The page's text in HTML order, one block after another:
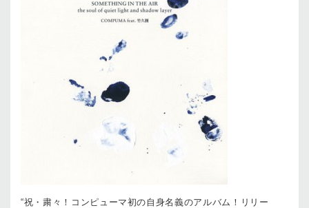
“祝・粛々！コンピューマ初の自身名義のアルバム！リリー